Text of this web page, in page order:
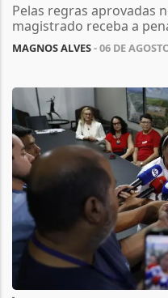
Pelas regras aprovadas
magistrado receba a
MAGNOS ALVES- 06 DE